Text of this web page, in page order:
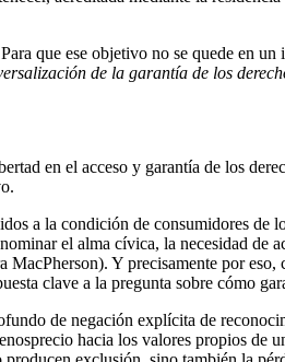
que ese objetivo no se quede en un
de la garantía de los
en el acceso y garantía de los
a la condición de consumidores de
el alma cívica, la necesidad de
Y precisamente por eso,
clave a la pregunta sobre cómo
de negación explícita de
hacia los valores propios de